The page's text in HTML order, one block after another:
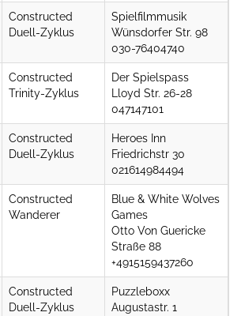
Constructed
Duell-Zyklus
Spielfilmmusik
Wünsdorfer Str. 98
030-76404740
Constructed
Trinity-Zyklus
Der Spielspass
Lloyd Str. 26-28
047147101
Constructed
Duell-Zyklus
Heroes Inn
Friedrichstr 30
021614984494
Constructed
Wanderer
Blue & White Wolves
Games
Otto Von Guericke
Straße 88
+4915159437260
Constructed
Duell-Zyklus
Puzzleboxx
Augustastr. 1